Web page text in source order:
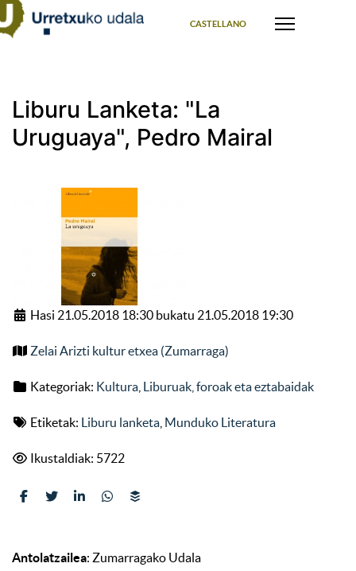
CASTELLANO
Liburu Lanketa: "La
Uruguaya", Pedro Mairal
Hasi 21.05.2018 18:30 bukatu 21.05.2018 19:30
Zelai Arizti kultur etxea (Zumarraga)
Kategoriak: Kultura Liburuak, foroak eta eztabaidak
Etiketak: Liburu lanketa Munduko Literatura
Ikustaldiak: 5722
Antolatzailea: Zumarragako Udala